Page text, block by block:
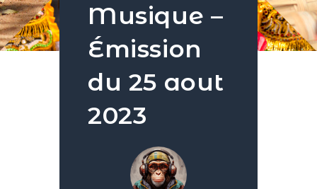
Musique –
Émission
du 25 aout
2023